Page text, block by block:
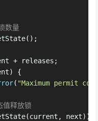
数量
+ releases;
{
( "Maximum permit
释放锁
next))